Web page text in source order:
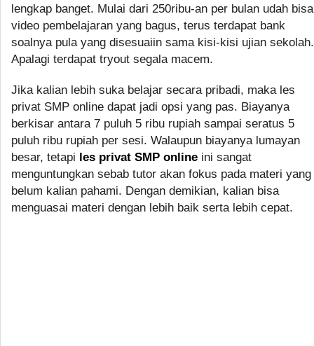
lengkap banget. Mulai dari 250ribu-an per bulan udah bisa
video pembelajaran yang bagus, terus terdapat bank
soalnya pula yang disesuaiin sama kisi-kisi ujian sekolah.
Apalagi terdapat tryout segala macem.
Jika kalian lebih suka belajar secara pribadi, maka les
privat SMP online dapat jadi opsi yang pas. Biayanya
berkisar antara 7 puluh 5 ribu rupiah sampai seratus 5
puluh ribu rupiah per sesi. Walaupun biayanya lumayan
besar, tetapi les privat SMP online ini sangat
menguntungkan sebab tutor akan fokus pada materi yang
belum kalian pahami. Dengan demikian, kalian bisa
menguasai materi dengan lebih baik serta lebih cepat.